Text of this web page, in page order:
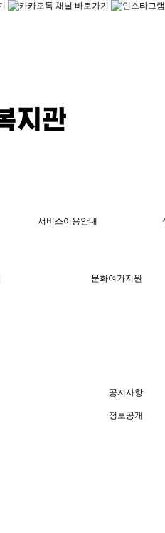
서비스이용안내
문화여가지원
공지사항
정보공개